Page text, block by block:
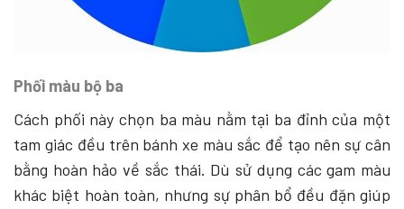
Phối màu bộ ba
Cách phối này chọn ba màu nằm tại ba đỉnh của một
tam giác đều trên bánh xe màu sắc để tạo nên sự cân
bằng hoàn hảo về sắc thái. Dù sử dụng các gam màu
khác biệt hoàn toàn, nhưng sự phân bổ đều đặn giúp